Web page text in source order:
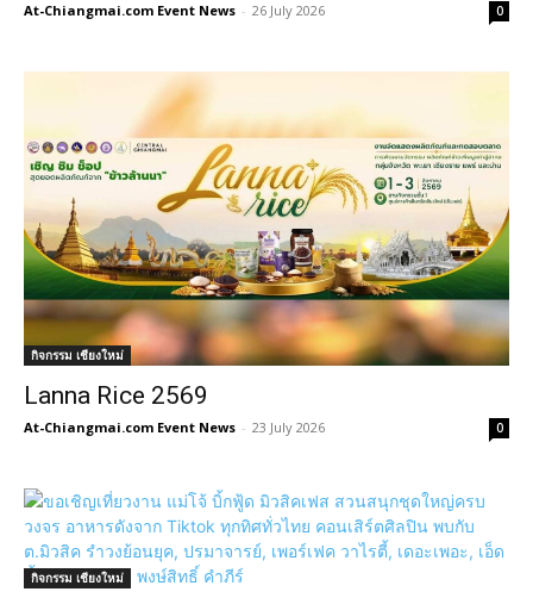
At-Chiangmai.com Event News - 26 July 2026 0
กิจกรรม เชียงใหม่
Lanna Rice 2569
At-Chiangmai.com Event News - 23 July 2026 0
กิจกรรม เชียงใหม่